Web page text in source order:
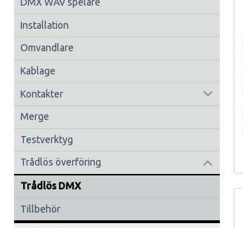
Installation
Omvandlare
Kablage
Kontakter
Merge
Testverktyg
Trådlös överföring
Trådlös DMX
Tillbehör